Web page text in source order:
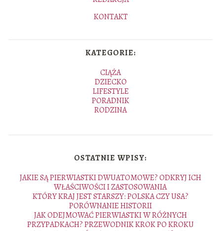
KONTAKT
KATEGORIE:
CIĄŻA
DZIECKO
LIFESTYLE
PORADNIK
RODZINA
OSTATNIE WPISY:
JAKIE SĄ PIERWIASTKI DWUATOMOWE? ODKRYJ ICH
WŁAŚCIWOŚCI I ZASTOSOWANIA
KTÓRY KRAJ JEST STARSZY: POLSKA CZY USA?
PORÓWNANIE HISTORII
JAK ODEJMOWAĆ PIERWIASTKI W RÓŻNYCH
PRZYPADKACH? PRZEWODNIK KROK PO KROKU